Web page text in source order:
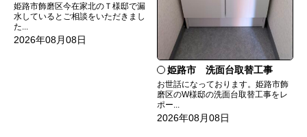
姫路市飾磨区今在家北のＴ様邸で漏
水しているとご相談をいただきまし
た...
2026年08月08日
姫路市 洗面台取替工事
お世話になっております。姫路市飾
磨区のW様邸の洗面台取替工事をレ
ポー...
2026年08月08日